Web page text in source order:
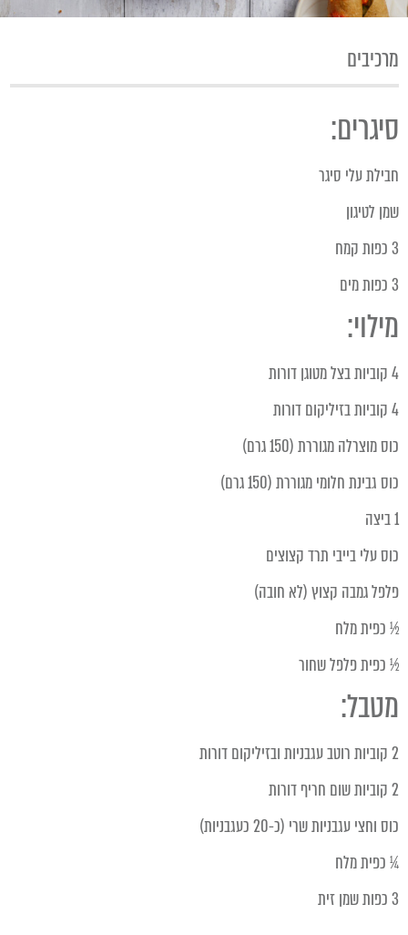
מרכיבים
סיגרים:
חבילת עלי סיגר
שמן לטיגון
3 כפות קמח
3 כפות מים
מילוי:
4 קוביות בצל מטוגן דורות
4 קוביות בזיליקום דורות
כוס מוצרלה מגוררת (150 גרם)
כוס גבינת חלומי מגוררת (150 גרם)
1 ביצה
כוס עלי בייבי תרד קצוצים
פלפל גמבה קצוץ (לא חובה)
½ כפית מלח
½ כפית פלפל שחור
מטבל:
2 קוביות רוטב עגבניות ובזיליקום דורות
2 קוביות שום חריף דורות
כוס וחצי עגבניות שרי (כ-20 כעגבניות)
¼ כפית מלח
3 כפות שמן זית